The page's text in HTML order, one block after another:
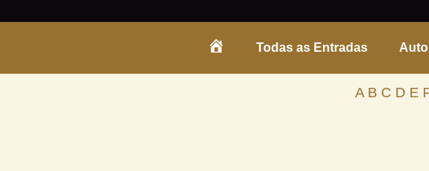
ENTRADATodas as Entradas
A B C D E